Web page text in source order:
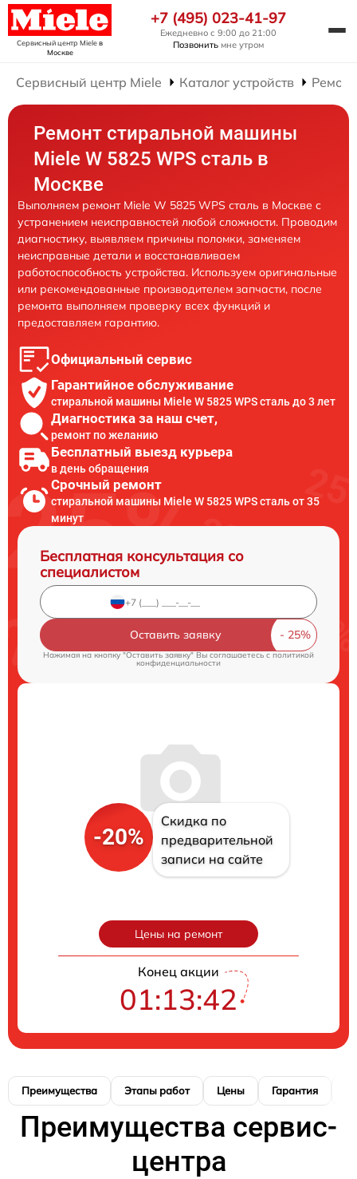
Сервисный центр Mieleв
Москве
+7 (495) 023-41-97
Ежедневно с 9:00 до 21:00
Позвонить мне утром
Сервисный центр Miele Каталог устройств
Ремонт стиральной машины
Miele W 5825 WPS сталь в
Москве
Выполняем ремонт Miele W 5825 WPS сталь в Москве с
устранением неисправностей любой сложности. Проводим
диагностику, выявляем причины поломки, заменяем
неисправные детали и восстанавливаем
работоспособность устройства. Используем оригинальные
или рекомендованные производителем запчасти, после
ремонта выполняем проверку всех функций и
предоставляем гарантию.
Официальный сервис
Гарантийное обслуживание
стиральной машины Miele W 5825 WPS сталь до 3 лет
Диагностика за наш счет,
ремонт по желанию
Бесплатный выезд курьера
в день обращения
Срочный ремонт
стиральной машины Miele W 5825 WPS сталь от 35
минут
Бесплатная консультация со
специалистом
Оставить заявку
Нажимая на кнопку "Оставить заявку" Вы соглашаетесь cполитикой
конфиденциальности
-20%
Скидка по
предварительной
записи на сайте
Цены на ремонт
Конец акции
01:13:41
Преимущества Этапы работ Цены Гарантия
Преимущества сервис-
центра